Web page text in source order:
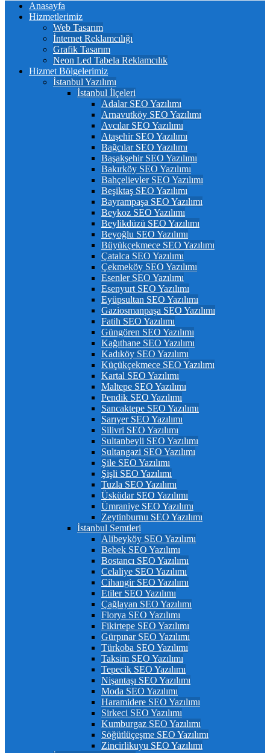
Anasayfa
Hizmetlerimiz
Web Tasarım
İnternet Reklamcılığı
Grafik Tasarım
Neon Led Tabela Reklamcılık
Hizmet Bölgelerimiz
İstanbul Yazılımı
İstanbul İlçeleri
Adalar SEO Yazılımı
Arnavutköy SEO Yazılımı
Avcılar SEO Yazılımı
Ataşehir SEO Yazılımı
Bağcılar SEO Yazılımı
Başakşehir SEO Yazılımı
Bakırköy SEO Yazılımı
Bahçelievler SEO Yazılımı
Beşiktaş SEO Yazılımı
Bayrampaşa SEO Yazılımı
Beykoz SEO Yazılımı
Beylikdüzü SEO Yazılımı
Beyoğlu SEO Yazılımı
Büyükçekmece SEO Yazılımı
Çatalca SEO Yazılımı
Çekmeköy SEO Yazılımı
Esenler SEO Yazılımı
Esenyurt SEO Yazılımı
Eyüpsultan SEO Yazılımı
Gaziosmanpaşa SEO Yazılımı
Fatih SEO Yazılımı
Güngören SEO Yazılımı
Kağıthane SEO Yazılımı
Kadıköy SEO Yazılımı
Küçükçekmece SEO Yazılımı
Kartal SEO Yazılımı
Maltepe SEO Yazılımı
Pendik SEO Yazılımı
Sancaktepe SEO Yazılımı
Sarıyer SEO Yazılımı
Silivri SEO Yazılımı
Sultanbeyli SEO Yazılımı
Sultangazi SEO Yazılımı
Şile SEO Yazılımı
Şişli SEO Yazılımı
Tuzla SEO Yazılımı
Üsküdar SEO Yazılımı
Ümraniye SEO Yazılımı
Zeytinburnu SEO Yazılımı
İstanbul Semtleri
Alibeyköy SEO Yazılımı
Bebek SEO Yazılımı
Bostancı SEO Yazılımı
Celaliye SEO Yazılımı
Cihangir SEO Yazılımı
Etiler SEO Yazılımı
Çağlayan SEO Yazılımı
Florya SEO Yazılımı
Fikirtepe SEO Yazılımı
Gürpınar SEO Yazılımı
Türkoba SEO Yazılımı
Taksim SEO Yazılımı
Tepecik SEO Yazılımı
Nişantaşı SEO Yazılımı
Moda SEO Yazılımı
Haramidere SEO Yazılımı
Sirkeci SEO Yazılımı
Kumburgaz SEO Yazılımı
Söğütlüçeşme SEO Yazılımı
Zincirlikuyu SEO Yazılımı